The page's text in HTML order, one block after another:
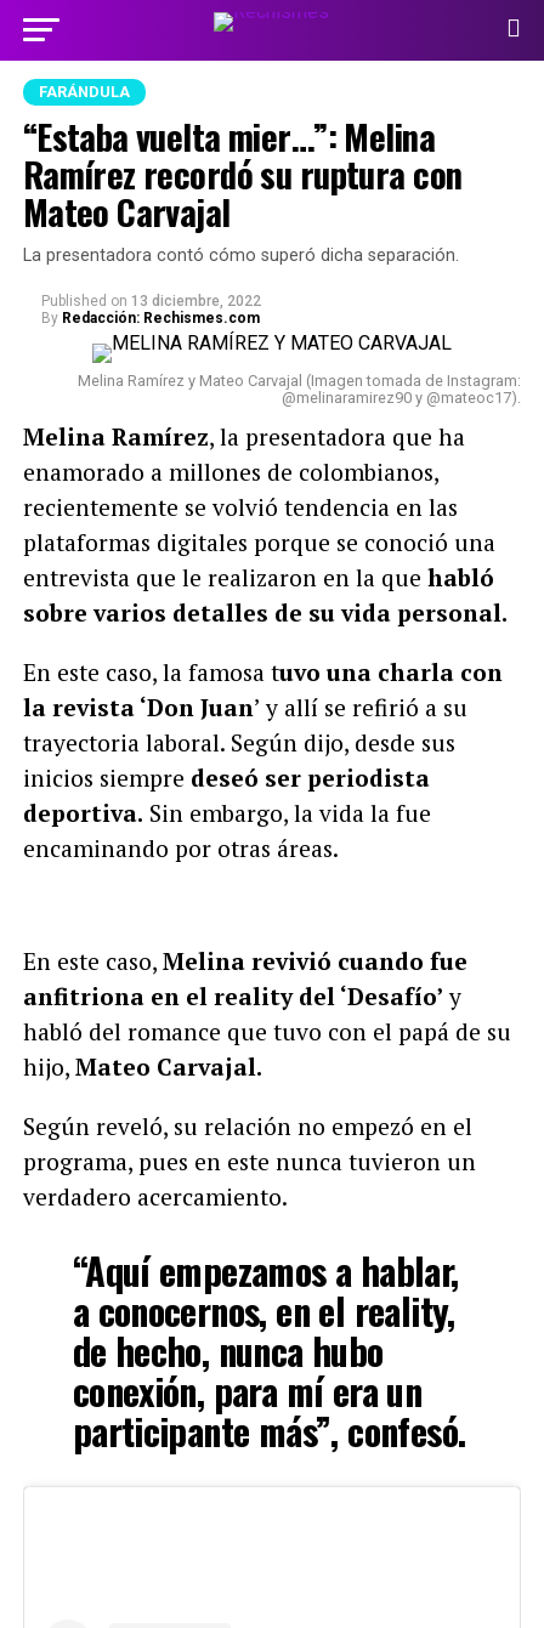
FARÁNDULA
“Estaba vuelta mier…”: Melina
Ramírez recordó su ruptura con
Mateo Carvajal
La presentadora contó cómo superó dicha separación.
Published on 13 diciembre, 2022
By Redacción: Rechismes.com
Melina Ramírez y Mateo Carvajal (Imagen tomada de Instagram:
@melinaramirez90 y @mateoc17).
Melina Ramírez, la presentadora que ha
enamorado a millones de colombianos,
recientemente se volvió tendencia en las
plataformas digitales porque se conoció una
entrevista que le realizaron en la que habló
sobre varios detalles de su vida personal.
En este caso, la famosa tuvo una charla con
la revista ‘Don Juan’ y allí se refirió a su
trayectoria laboral. Según dijo, desde sus
inicios siempre deseó ser periodista
deportiva. Sin embargo, la vida la fue
encaminando por otras áreas.
En este caso, Melina revivió cuando fue
anfitriona en el reality del ‘Desafío’ y
habló del romance que tuvo con el papá de su
hijo, Mateo Carvajal.
Según reveló, su relación no empezó en el
programa, pues en este nunca tuvieron un
verdadero acercamiento.
“Aquí empezamos a hablar,
a conocernos, en el reality,
de hecho, nunca hubo
conexión, para mí era un
participante más”, confesó.